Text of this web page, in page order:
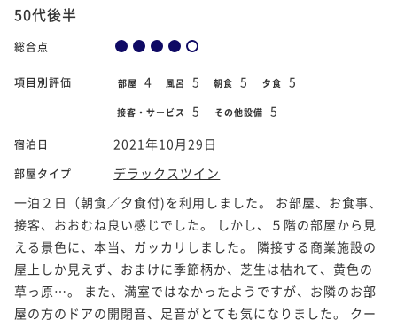
50代後半
総合点
項目別評価 部屋 4 風呂 5 朝食 5 夕食 5
接客・サービス 5 その他設備 5
宿泊日 2021年10月29日
部屋タイプ
デラックスツイン
一泊２日（朝食／夕食付)を利用しました。 お部屋、お食事、
接客、おおむね良い感じでした。 しかし、５階の部屋から見
える景色に、本当、ガッカリしました。 隣接する商業施設の
屋上しか見えず、おまけに季節柄か、芝生は枯れて、黄色の
草っ原…。 また、満室ではなかったようですが、お隣のお部
屋の方のドアの開閉音、足音がとても気になりました。 クー